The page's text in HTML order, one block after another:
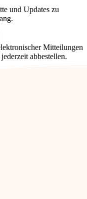
und Updates zu
Mitteilungen
abbestellen.